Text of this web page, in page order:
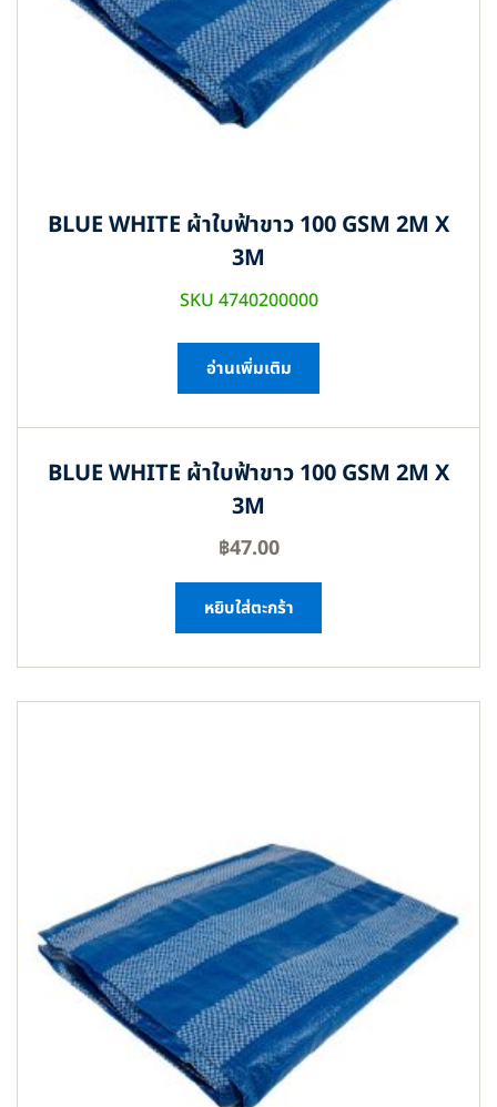
BLUE WHITE ผ้าใบฟ้าขาว 100 GSM 2M X
3M
SKU 4740200000
อ่านเพิ่มเติม
BLUE WHITE ผ้าใบฟ้าขาว 100 GSM 2M X
3M
฿47.00
หยิบใส่ตะกร้า